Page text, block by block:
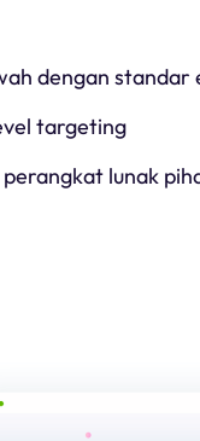
dengan standar
targeting
lunak